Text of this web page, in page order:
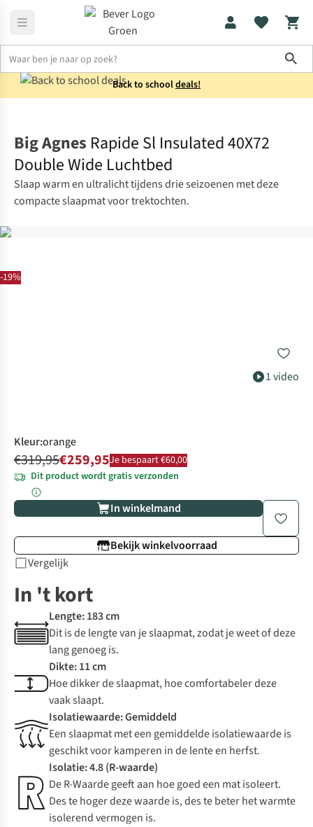
Back to schooldeals!
-19%
1 video
Big Agnes Rapide Sl Insulated 40X72
Double Wide Luchtbed
Slaap warm en ultralicht tijdens drie seizoenen met deze
compacte slaapmat voor trektochten.
Kleur:orange
€319,95€259,95Je bespaart €60,00
Dit product wordt gratis verzonden
In winkelmand
Bekijk winkelvoorraad
Vergelijk
In 't kort
Lengte: 183 cm
Dit is de lengte van je slaapmat, zodat je weet of deze
lang genoeg is.
Dikte: 11 cm
Hoe dikker de slaapmat, hoe comfortabeler deze
vaak slaapt.
Isolatiewaarde: Gemiddeld
Een slaapmat met een gemiddelde isolatiewaarde is
geschikt voor kamperen in de lente en herfst.
Isolatie: 4.8 (R-waarde)
De R-Waarde geeft aan hoe goed een mat isoleert.
Des te hoger deze waarde is, des te beter het warmte
isolerend vermogen is.